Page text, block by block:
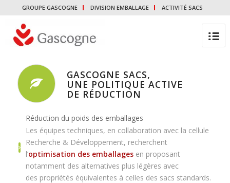
GROUPE GASCOGNE DIVISION EMBALLAGE ACTIVITÉ SACS
GASCOGNE SACS,
UNE POLITIQUE ACTIVE
DE RÉDUCTION
Réduction du poids des emballages
Les équipes techniques, en collaboration avec la cellule
Recherche & Développement, recherchent
l’optimisation des emballages en proposant
notamment des alternatives plus légères avec
des propriétés équivalentes à celles des sacs standards.